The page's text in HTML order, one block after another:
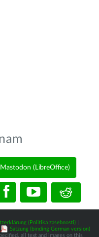
Mastodon (LibreOffice)
(Politika zasebnosti)|
Satzung (binding German version)
all text and images on this